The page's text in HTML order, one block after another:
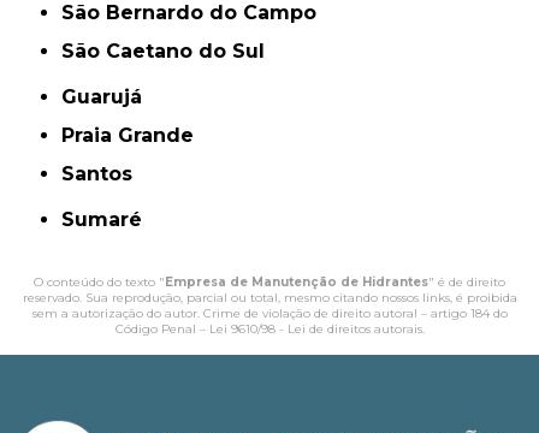
São Bernardo do Campo
São Caetano do Sul
Guarujá
Praia Grande
Santos
Sumaré
O conteúdo do texto " Empresa de Manutenção de Hidrantes​" é de direito
reservado. Sua reprodução, parcial ou total, mesmo citando nossos links, é proibida
sem a autorização do autor. Crime de violação de direito autoral – artigo 184 do
Código Penal – Lei 9610/98 - Lei de direitos autorais.